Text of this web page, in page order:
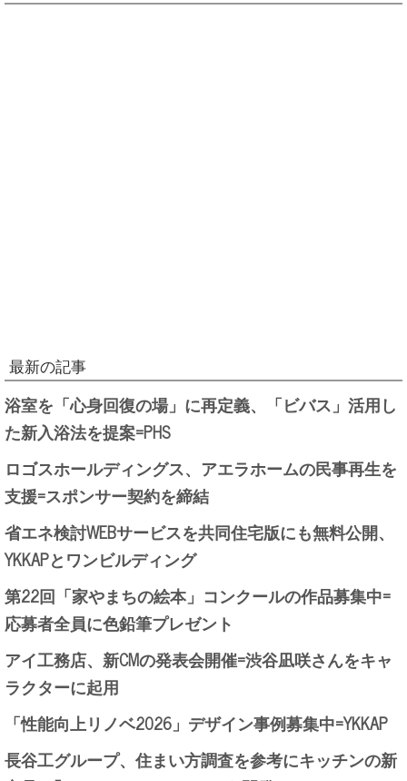
最新の記事
浴室を「心身回復の場」に再定義、「ビバス」活用し
た新入浴法を提案=PHS
ロゴスホールディングス、アエラホームの民事再生を
支援=スポンサー契約を締結
省エネ検討WEBサービスを共同住宅版にも無料公開、
YKKAPとワンビルディング
第22回「家やまちの絵本」コンクールの作品募集中=
応募者全員に色鉛筆プレゼント
アイ工務店、新CMの発表会開催=渋谷凪咲さんをキャ
ラクターに起用
「性能向上リノベ2026」デザイン事例募集中=YKKAP
長谷工グループ、住まい方調査を参考にキッチンの新